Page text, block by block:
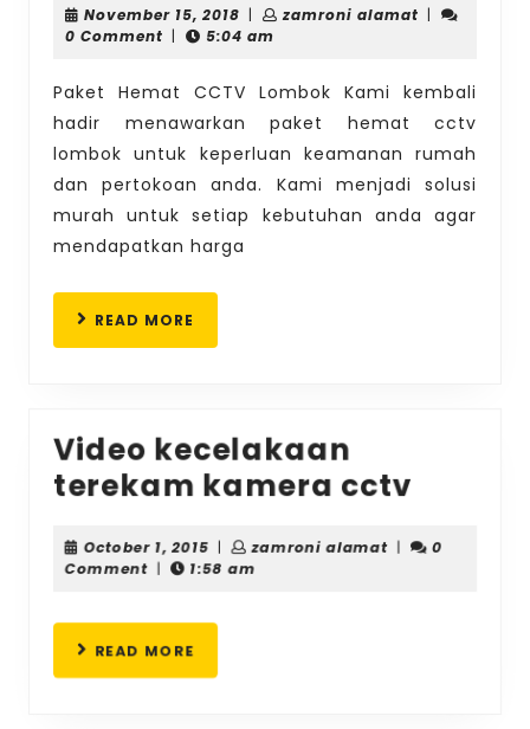
cctv
lombok
November 15, 2018 November
15,
| zamroni alamatzamroni
|
0 Comment | 5:04 am
Paket Hemat CCTV Lombok Kami kembali
hadir menawarkan paket hemat cctv
lombok untuk keperluan keamanan rumah
dan pertokoan anda. Kami menjadi solusi
murah untuk setiap kebutuhan anda agar
mendapatkan harga
READ MORE
Video kecelakaan
terekam kamera cctv
October 1, 2015 October
1,
| zamroni alamatzamroni
|
0
Comment | 1:58 am
READ MORE